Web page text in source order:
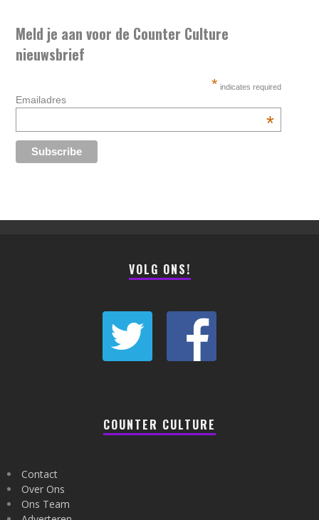
Meld je aan voor de Counter Culture
nieuwsbrief
* indicates required
Emailadres
*
VOLG ONS!
COUNTER CULTURE
Contact
Over Ons
Ons Team